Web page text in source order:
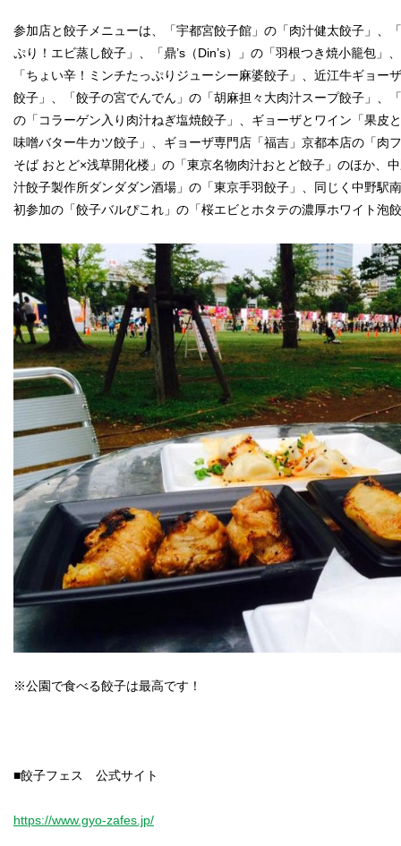
参加店と餃子メニューは、「宇都宮餃子館」の「肉汁健太餃子」、
ぷり！エビ蒸し餃子」、「鼎’s（Din’s）」の「羽根つき焼小籠包」
「ちょい辛！ミンチたっぷりジューシー麻婆餃子」、近江牛ギョー
餃子」、「餃子の宮でんでん」の「胡麻担々大肉汁スープ餃子」、
の「コラーゲン入り肉汁ねぎ塩焼餃子」、ギョーザとワイン「果皮
味噌バター牛カツ餃子」、ギョーザ専門店「福吉」京都本店の「肉
そば おとど×浅草開化楼」の「東京名物肉汁おとど餃子」のほか、
汁餃子製作所ダンダダン酒場」の「東京手羽餃子」、同じく中野駅
初参加の「餃子バルぴこれ」の「桜エビとホタテの濃厚ホワイト泡
※公園で食べる餃子は最高です！
■餃子フェス 公式サイト
https://www.gyo-zafes.jp/